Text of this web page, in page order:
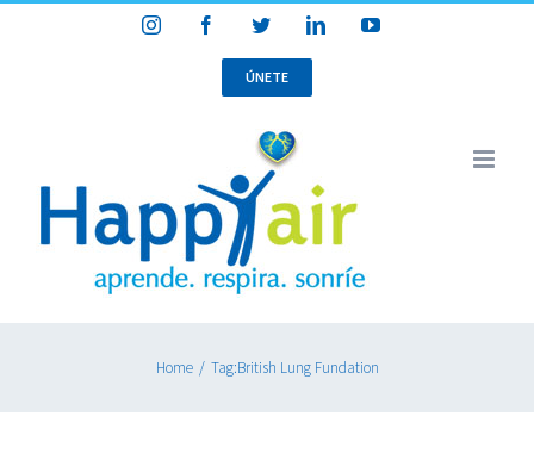
InstagramFacebookTwitterLinkedInYouTube
ÚNETE
Home / Tag:British Lung Fundation